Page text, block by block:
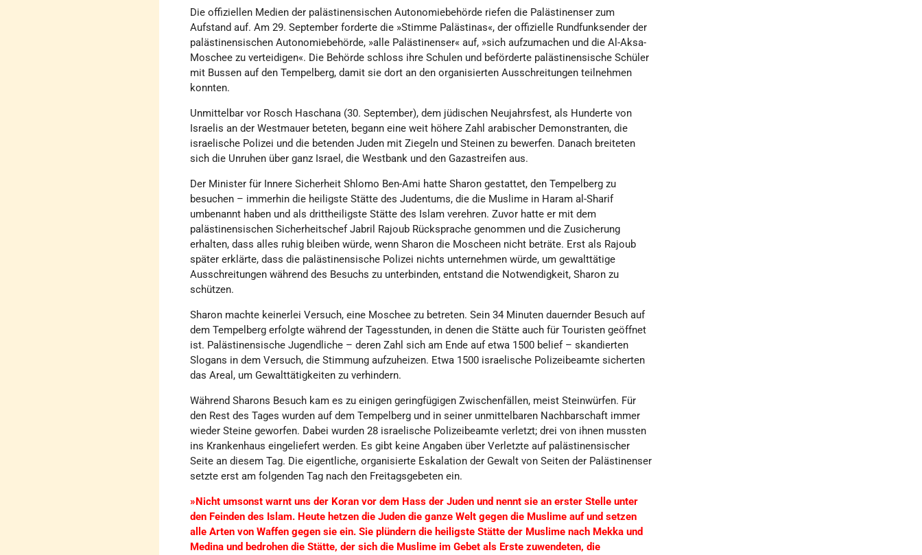
Die offiziellen Medien der palästinensischen Autonomiebehörde riefen die Palästinenser zum
Aufstand auf. Am 29. September forderte die »Stimme Palästinas«, der offizielle Rundfunksender der
palästinensischen Autonomiebehörde, »alle Palästinenser« auf, »sich aufzumachen und die Al-Aksa-
Moschee zu verteidigen«. Die Behörde schloss ihre Schulen und beförderte palästinensische Schüler
mit Bussen auf den Tempelberg, damit sie dort an den organisierten Ausschreitungen teilnehmen
konnten.
Unmittelbar vor Rosch Haschana (30. September), dem jüdischen Neujahrsfest, als Hunderte von
Israelis an der Westmauer beteten, begann eine weit höhere Zahl arabischer Demonstranten, die
israelische Polizei und die betenden Juden mit Ziegeln und Steinen zu bewerfen. Danach breiteten
sich die Unruhen über ganz Israel, die Westbank und den Gazastreifen aus.
Der Minister für Innere Sicherheit Shlomo Ben-Ami hatte Sharon gestattet, den Tempelberg zu
besuchen – immerhin die heiligste Stätte des Judentums, die die Muslime in Haram al-Sharif
umbenannt haben und als drittheiligste Stätte des Islam verehren. Zuvor hatte er mit dem
palästinensischen Sicherheitschef Jabril Rajoub Rücksprache genommen und die Zusicherung
erhalten, dass alles ruhig bleiben würde, wenn Sharon die Moscheen nicht beträte. Erst als Rajoub
später erklärte, dass die palästinensische Polizei nichts unternehmen würde, um gewalttätige
Ausschreitungen während des Besuchs zu unterbinden, entstand die Notwendigkeit, Sharon zu
schützen.
Sharon machte keinerlei Versuch, eine Moschee zu betreten. Sein 34 Minuten dauernder Besuch auf
dem Tempelberg erfolgte während der Tagesstunden, in denen die Stätte auch für Touristen geöffnet
ist. Palästinensische Jugendliche – deren Zahl sich am Ende auf etwa 1500 belief – skandierten
Slogans in dem Versuch, die Stimmung aufzuheizen. Etwa 1500 israelische Polizeibeamte sicherten
das Areal, um Gewalttätigkeiten zu verhindern.
Während Sharons Besuch kam es zu einigen geringfügigen Zwischenfällen, meist Steinwürfen. Für
den Rest des Tages wurden auf dem Tempelberg und in seiner unmittelbaren Nachbarschaft immer
wieder Steine geworfen. Dabei wurden 28 israelische Polizeibeamte verletzt; drei von ihnen mussten
ins Krankenhaus eingeliefert werden. Es gibt keine Angaben über Verletzte auf palästinensischer
Seite an diesem Tag. Die eigentliche, organisierte Eskalation der Gewalt von Seiten der Palästinenser
setzte erst am folgenden Tag nach den Freitagsgebeten ein.
»Nicht umsonst warnt uns der Koran vor dem Hass der Juden und nennt sie an erster Stelle unter
den Feinden des Islam. Heute hetzen die Juden die ganze Welt gegen die Muslime auf und setzen
alle Arten von Waffen gegen sie ein. Sie plündern die heiligste Stätte der Muslime nach Mekka und
Medina und bedrohen die Stätte, der sich die Muslime im Gebet als Erste zuwendeten, die